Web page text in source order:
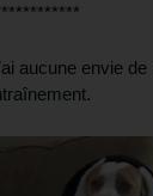
aucune envie